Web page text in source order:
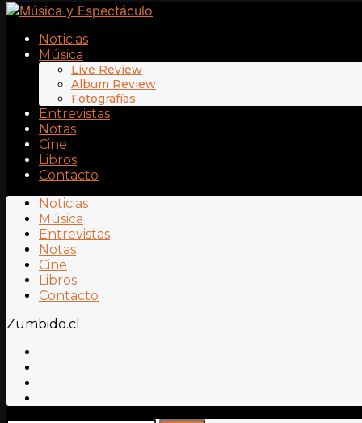
Noticias
Música
Live Review
Album Review
Fotografías
Entrevistas
Notas
Cine
Libros
Contacto
Noticias
Música
Entrevistas
Notas
Cine
Libros
Contacto
Zumbido.cl